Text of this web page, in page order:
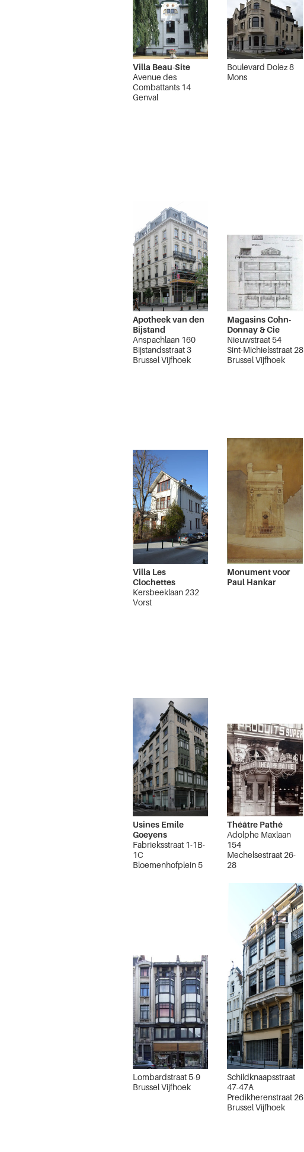
Villa Beau-Site
Avenue des
Combattants 14
Genval
Boulevard Dolez 8
Mons
Apotheek van den
Bijstand
Anspachlaan 160
Bijstandsstraat 3
Brussel Vijfhoek
Magasins Cohn-
Donnay & Cie
Nieuwstraat 54
Sint-Michielsstraat 28
Brussel Vijfhoek
Villa Les
Clochettes
Kersbeeklaan 232
Vorst
Monument voor
Paul Hankar
Usines Emile
Goeyens
Fabrieksstraat 1-1B-
1C
Bloemenhofplein 5
Théâtre Pathé
Adolphe Maxlaan
154
Mechelsestraat 26-
28
Lombardstraat 5-9
Brussel Vijfhoek
Schildknaapsstraat
47-47A
Predikherenstraat 26
Brussel Vijfhoek